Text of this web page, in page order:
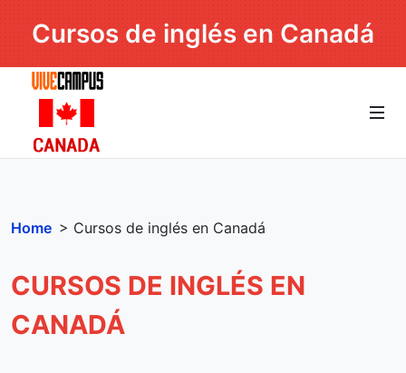
Cursos de inglés en Canadá
Home > Cursos de inglés en Canadá
CURSOS DE INGLÉS EN
CANADÁ